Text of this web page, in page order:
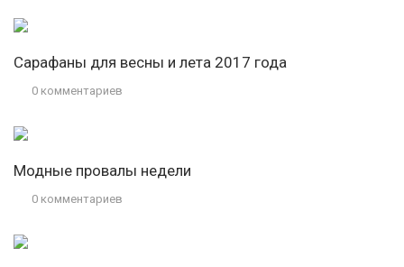
Сарафаны для весны и лета 2017 года
0 комментариев
Модные провалы недели
0 комментариев